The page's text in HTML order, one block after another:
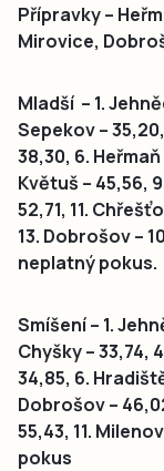
Přípravky –
Mirovice,
Mladší – 1.
Sepekov –
38,30, 6.
Květuš – 45,56,
52,71, 11.
13. Dobrošov –
neplatný pokus.
Smíšení – 1.
Chyšky – 33,74,
34,85, 6.
Dobrošov –
55,43, 11.
pokus